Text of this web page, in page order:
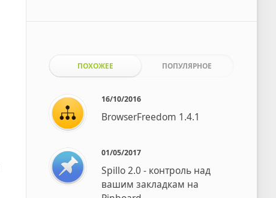
ПОХОЖЕЕ ПОПУЛЯРНОЕ
16/10/2016
BrowserFreedom 1.4.1
01/05/2017
Spillo 2.0 - контроль над
вашим закладкам на